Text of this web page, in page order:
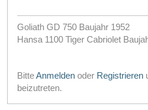
Goliath GD 750 Baujahr 1952
Hansa 1100 Tiger Cabriolet
BitteAnmelden oder Registrieren
beizutreten.